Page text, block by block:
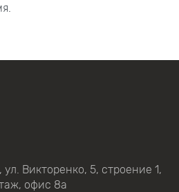
Викторенко, 5, строение 1,
офис 8а